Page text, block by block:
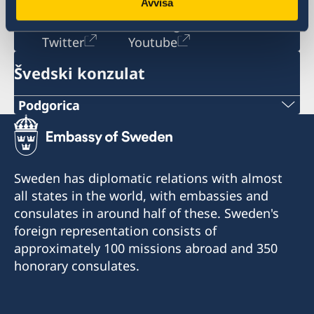
Avvisa
Facebook
Instagram
Twitter
Youtube
Švedski konzulat
Podgorica
Broj telefona:
+382 20 22 97 30
E-mail adresa:
info@lawoffice-vujacic.com
Broj faksa:
+382 20 22 97 30
Sweden has diplomatic relations with almost
all states in the world, with embassies and
consulates in around half of these. Sweden's
foreign representation consists of
approximately 100 missions abroad and 350
honorary consulates.